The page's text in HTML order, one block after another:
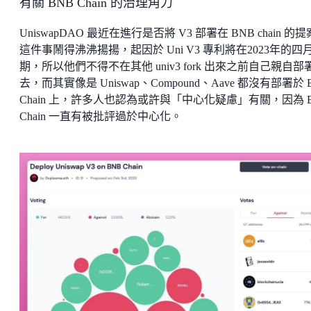
UniswapDAO 最近在進行是否將 V3 部署在 BNB chain 的提
這件事鬧得沸沸揚揚，起因於 Uni V3 專利將在2023年的四
期，所以他們不得不在其他 univ3 fork 出來之前自己親自部
去，而其實像是 Uniswap、Compound、Aave 都沒有部署於
Chain 上，許多人也認為或許與「中心化疑慮」有關，因為
Chain 一直有被批評過於中心化。